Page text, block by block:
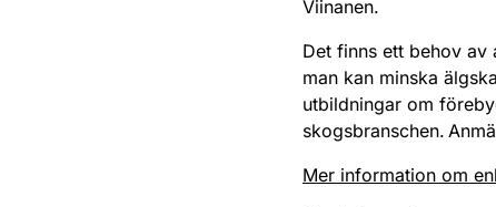
Viinanen.
Det finns ett behov av
man kan minska
utbildningar om
skogsbranschen.
Mer information om